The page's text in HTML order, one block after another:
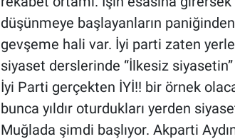
düşünmeye başlayanların
gevşeme hali var. İyi parti zaten
siyaset derslerinde “İlkesiz
İyi Parti gerçekten İYİ!! bir örnek
bunca yıldır oturdukları yerden
Muğlada şimdi başlıyor. Akparti